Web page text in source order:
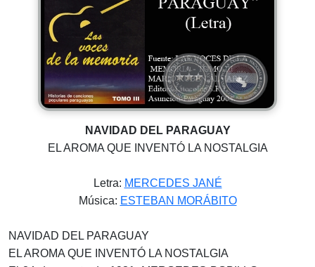
NAVIDAD DEL PARAGUAY
EL AROMA QUE INVENTÓ LA NOSTALGIA
Letra: MERCEDES JANÉ
Música: ESTEBAN MORÁBITO
NAVIDAD DEL PARAGUAY
EL AROMA QUE INVENTÓ LA NOSTALGIA